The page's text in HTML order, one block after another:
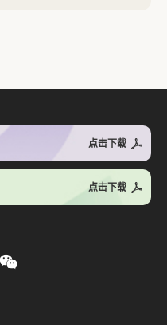
点击下载
点击下载